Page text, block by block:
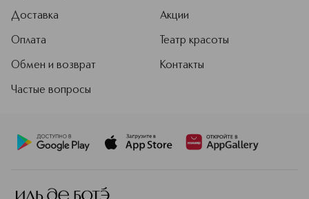
Доставка
Оплата
Обмен и возврат
Частые вопросы
Акции
Театр красоты
Контакты